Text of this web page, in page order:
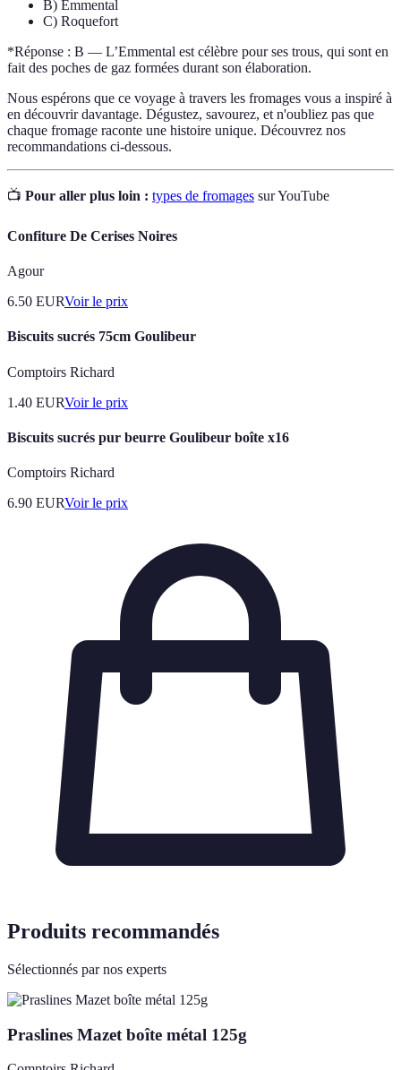
B) Emmental
C) Roquefort
*Réponse : B — L’Emmental est célèbre pour ses trous, qui sont en
fait des poches de gaz formées durant son élaboration.
Nous espérons que ce voyage à travers les fromages vous a inspiré à
en découvrir davantage. Dégustez, savourez, et n'oubliez pas que
chaque fromage raconte une histoire unique. Découvrez nos
recommandations ci-dessous.
📺 Pour aller plus loin : types de fromages sur YouTube
Confiture De Cerises Noires
Agour
6.50 EURVoir le prix
Biscuits sucrés 75cm Goulibeur
Comptoirs Richard
1.40 EURVoir le prix
Biscuits sucrés pur beurre Goulibeur boîte x16
Comptoirs Richard
6.90 EURVoir le prix
Produits recommandés
Sélectionnés par nos experts
Praslines Mazet boîte métal 125g